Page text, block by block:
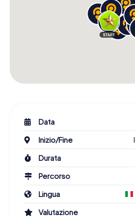
Data
Inizio/Fine
Durata
Percorso
Lingua
Valutazione